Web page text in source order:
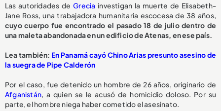
Las autoridades deGrecia investigan la muerte de Elisabeth-
Jane Ross, una trabajadora humanitaria escocesa de 38 años,
cuyo cuerpo fue encontrado el pasado 18 de julio dentro de
una maleta abandonada en un edificio de Atenas, en ese país.
Lea también: En Panamá cayó Chino Arias presunto asesino de
la suegra de Pipe Calderón
Por el caso, fue detenido un hombre de 26 años, originario de
Afganistán, a quien se le acusó de homicidio doloso. Por su
parte, el hombre niega haber cometido el asesinato.